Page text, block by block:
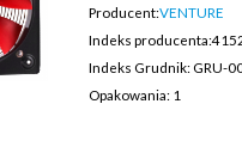
Producent:VENTURE
Indeks producenta:
Indeks Grudnik: GRU-
Opakowania: 1